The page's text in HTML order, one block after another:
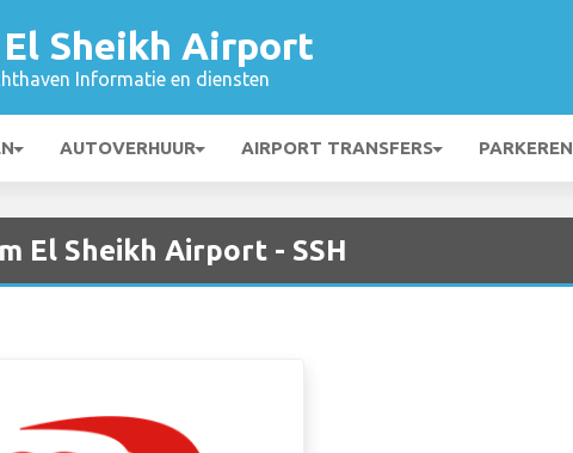
El Sheikh Airport
Informatie en diensten
AUTOVERHUUR AIRPORT TRANSFERS PARKEREN
El Sheikh Airport - SSH